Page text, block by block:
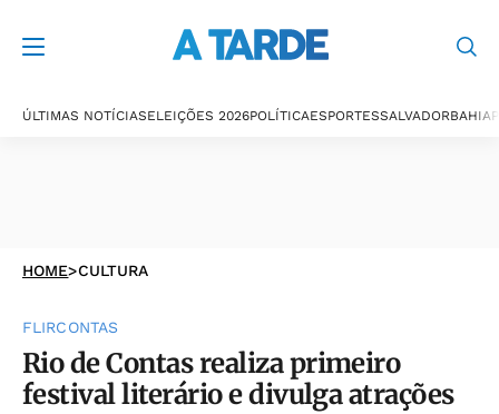
ÚLTIMAS NOTÍCIASELEIÇÕES 2026POLÍTICAESPORTESSALVADORBAHIA
HOME>CULTURA
FLIRCONTAS
Rio de Contas realiza primeiro
festival literário e divulga atrações